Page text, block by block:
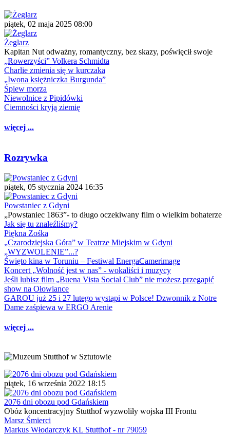
piątek, 02 maja 2025 08:00
Żeglarz
Kapitan Nut odważny, romantyczny, bez skazy, poświęcił swoje
„Rowerzyści” Volkera Schmidta
Charlie zmienia się w kurczaka
„Iwona księżniczka Burgunda”
Śpiew morza
Niewolnice z Pipidówki
Ciemności kryją ziemię
więcej ...
Rozrywka
piątek, 05 stycznia 2024 16:35
Powstaniec z Gdyni
„Powstaniec 1863”- to długo oczekiwany film o wielkim bohaterze
Jak się tu znaleźliśmy?
Piękna Zośka
„Czarodziejska Góra” w Teatrze Miejskim w Gdyni
„WYZWOLENIE”...?
Święto kina w Toruniu – Festiwal EnergaCamerimage
Koncert „Wolność jest w nas” - wokaliści i muzycy
Jeśli lubisz film „Buena Vista Social Club” nie możesz przegapić
show na Ołowiance
GAROU już 25 i 27 lutego wystąpi w Polsce! Dzwonnik z Notre
Dame zaśpiewa w ERGO Arenie
więcej ...
piątek, 16 września 2022 18:15
2076 dni obozu pod Gdańskiem
Obóz koncentracyjny Stutthof wyzwoliły wojska III Frontu
Marsz Śmierci
Markus Włodarczyk KL Stutthof - nr 79059